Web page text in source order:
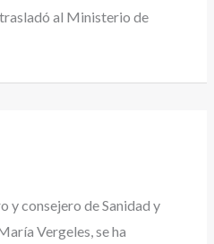
al Ministerio de
y consejero de Sanidad y
Vergeles, se ha